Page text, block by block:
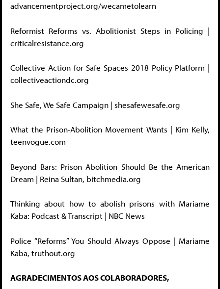
advancementproject.org/wecametolearn
Reformist Reforms vs. Abolitionist Steps in Policing |
criticalresistance.org
Collective Action for Safe Spaces 2018 Policy Platform |
collectiveactiondc.org
She Safe, We Safe Campaign | shesafewesafe.org
What the Prison-Abolition Movement Wants | Kim Kelly,
teenvogue.com
Beyond Bars: Prison Abolition Should Be the American
Dream | Reina Sultan, bitchmedia.org
Thinking about how to abolish prisons with Mariame
Kaba: Podcast & Transcript | NBC News
Police “Reforms” You Should Always Oppose | Mariame
Kaba, truthout.org
AGRADECIMENTOS AOS COLABORADORES,